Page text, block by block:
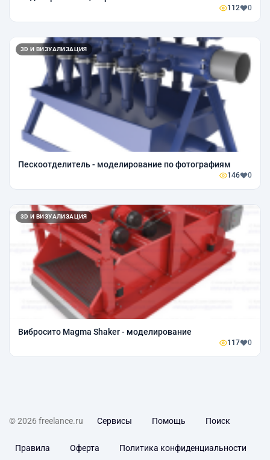
112 0
3D И ВИЗУАЛИЗАЦИЯ
Пескоотделитель - моделирование по фотографиям
146 0
3D И ВИЗУАЛИЗАЦИЯ
Вибросито Magma Shaker - моделирование
117 0
© 2026 freelance.ru Сервисы Помощь Поиск
Правила Оферта Политика конфиденциальности